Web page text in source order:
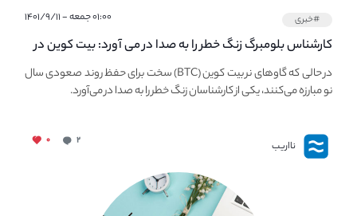
#خبری ۰۱:۰۰ جمعه - ۱۴۰۱/۹/۱۱
کارشناس بلومبرگ زنگ خطر را به صدا در می آورد: بیت کوین در
معرض خطر سقوط بزرگ است - دلیل آن چیست؟در حالی که گاوهای نر بیت کوین (BTC) سخت برای حفظ روند صعودی سال
نو مبارزه می‌کنند، یکی از کارشناسان زنگ خطر را به صدا در می‌آورد.
نااریب ۲ ۰